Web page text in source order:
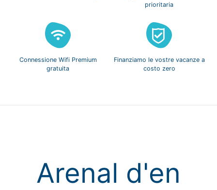
prioritaria
Connessione Wifi Premium
gratuita
Finanziamo le vostre vacanze a
costo zero
Arenal d'en